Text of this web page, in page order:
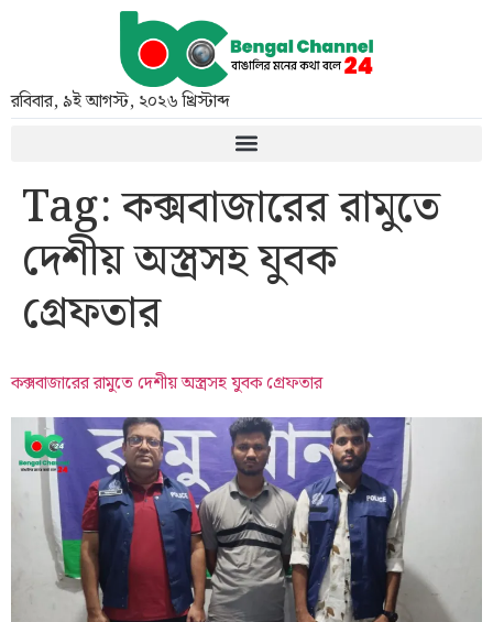
রবিবার,৯ই আগস্ট, ২০২৬ খ্রিস্টাব্দ
Tag:কক্সবাজারের রামুতে
দেশীয় অস্ত্রসহ যুবক
গ্রেফতার
কক্সবাজারের রামুতে দেশীয় অস্ত্রসহ যুবক গ্রেফতার